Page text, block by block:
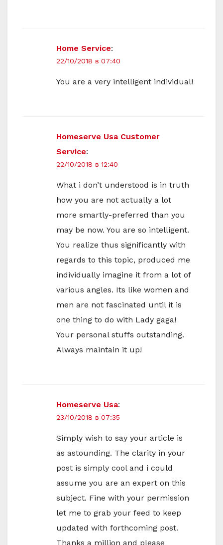
Home Service:
22/10/2018 в 07:40
You are a very intelligent individual!
Homeserve Usa Customer
Service:
22/10/2018 в 12:40
What i don’t understood is in truth
how you are not actually a lot
more smartly-preferred than you
may be now. You are so intelligent.
You realize thus significantly with
regards to this topic, produced me
individually imagine it from a lot of
various angles. Its like women and
men are not fascinated until it is
one thing to do with Lady gaga!
Your personal stuffs outstanding.
Always maintain it up!
Homeserve Usa:
23/10/2018 в 07:35
Simply wish to say your article is
as astounding. The clarity in your
post is simply cool and i could
assume you are an expert on this
subject. Fine with your permission
let me to grab your feed to keep
updated with forthcoming post.
Thanks a million and please